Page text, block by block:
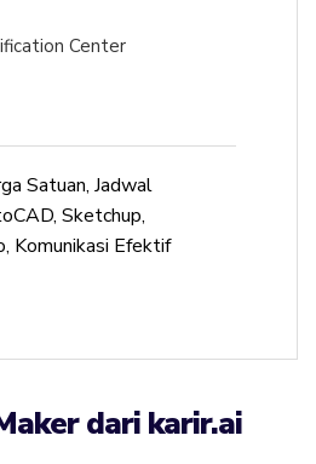
Center
Satuan, Jadwal
Sketchup,
Komunikasi Efektif
dari karir.ai